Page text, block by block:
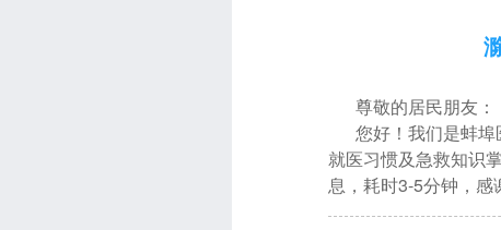
尊敬的居民朋友：
您好！我们是蚌埠
就医习惯及急救知识
息，耗时3-5分钟，感